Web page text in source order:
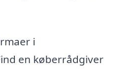
i
en køberrådgiver